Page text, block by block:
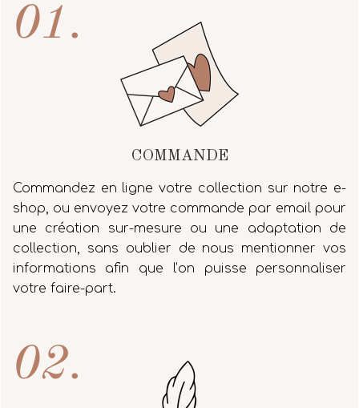
01.
COMMANDE
Commandez en ligne votre collection sur notre e-
shop, ou envoyez votre commande par email pour
une création sur-mesure ou une adaptation de
collection, sans oublier de nous mentionner vos
informations afin que l’on puisse personnaliser
votre faire-part.
02.